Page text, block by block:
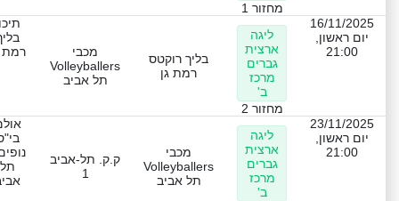
מחזור 1
16/11/2025
יום ראשון,
21:00
ליגה
ארצית
גברים
מרכז
ב'
מחזור 2
בליך רוקטס
רמת גן
מכבי
Volleyballers
תל אביב
רמת
23/11/2025
יום ראשון,
21:00
ליגה
ארצית
גברים
מרכז
ב'
מכבי
Volleyballers
תל אביב
ק.ק. תל-אביב
1
תל